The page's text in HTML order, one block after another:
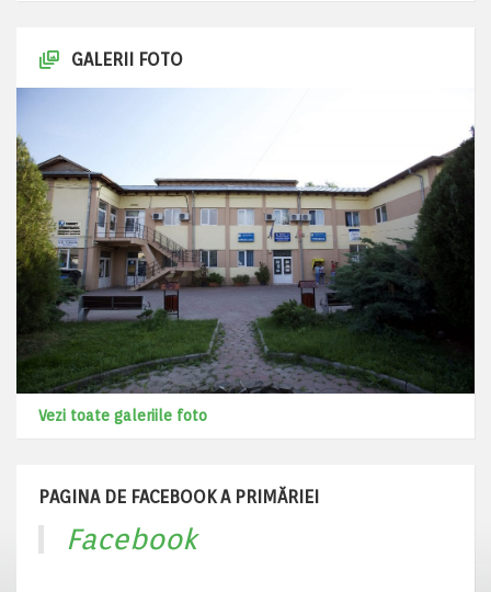
GALERII FOTO
Vezi toate galeriile foto
PAGINA DE FACEBOOK A PRIMĂRIEI
Facebook